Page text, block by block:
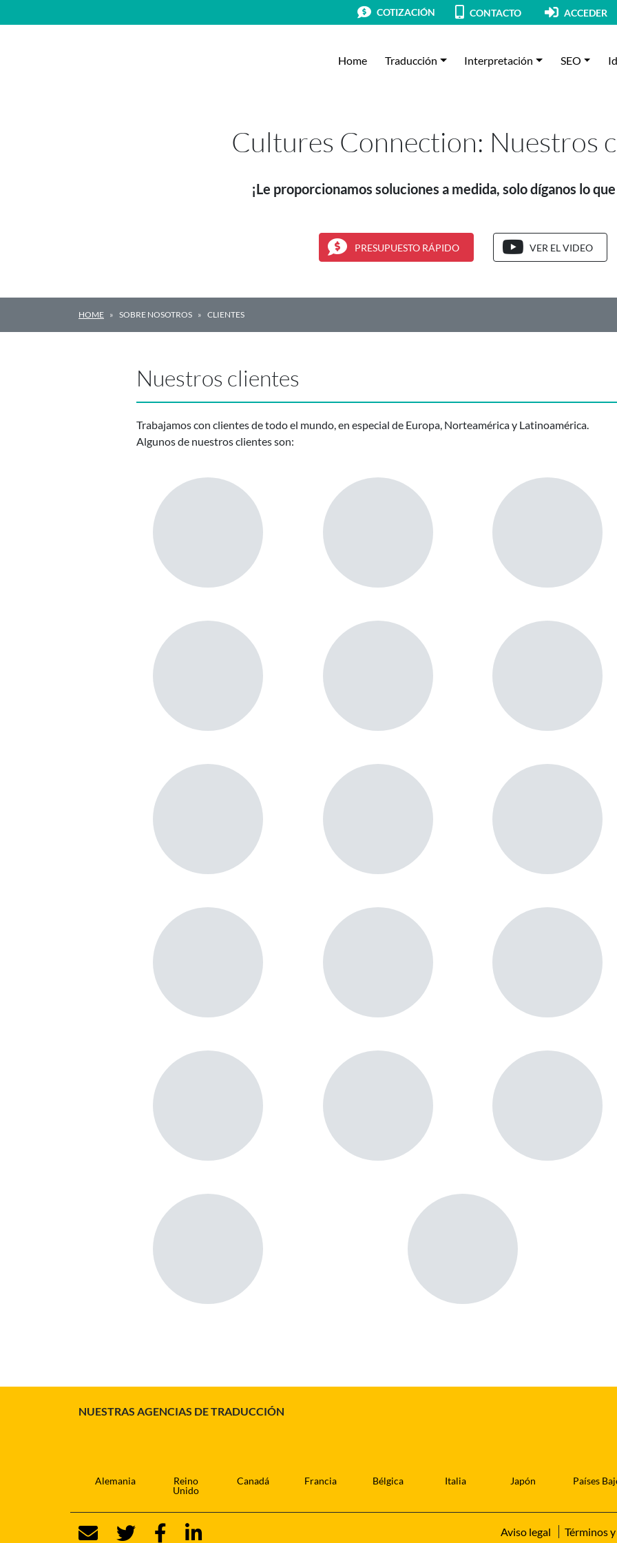
COTIZACIÓN CONTACTO ACCEDER
Home Traducción Interpretación SEO
Cultures Connection: Nuestros
¡Le proporcionamos soluciones a medida, solo díganos lo
PRESUPUESTO RÁPIDO VER EL VIDEO
HOME SOBRE NOSOTROS CLIENTES
Nuestros clientes
Trabajamos con clientes de todo el mundo, en especial de Europa, Norteamérica y Latinoamérica.
Algunos de nuestros clientes son:
NUESTRAS AGENCIAS DE TRADUCCIÓN
Alemania
Reino
Unido
Canadá Francia Bélgica Italia Japón Países
Aviso legal Términos